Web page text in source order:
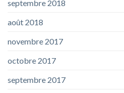
septembre 2018
août 2018
novembre 2017
octobre 2017
septembre 2017